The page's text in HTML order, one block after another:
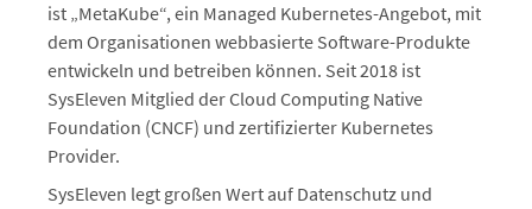
ist „MetaKube“, ein Managed Kubernetes-Angebot, mit
dem Organisationen webbasierte Software-Produkte
entwickeln und betreiben können. Seit 2018 ist
SysEleven Mitglied der Cloud Computing Native
Foundation (CNCF) und zertifizierter Kubernetes
Provider.
SysEleven legt großen Wert auf Datenschutz und